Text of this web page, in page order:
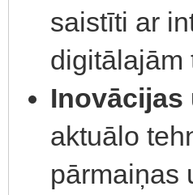
saistīti ar
digitālajām
aktuālo
pārmaiņas